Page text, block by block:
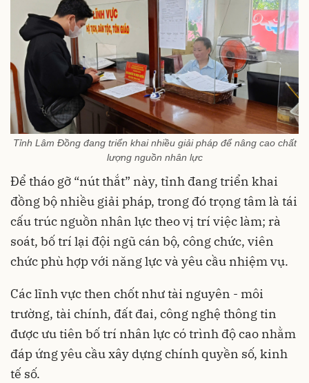
Tỉnh Lâm Đồng đang triển khai nhiều giải pháp để nâng cao chất
lượng nguồn nhân lực
Để tháo gỡ “nút thắt” này, tỉnh đang triển khai
đồng bộ nhiều giải pháp, trong đó trọng tâm là tái
cấu trúc nguồn nhân lực theo vị trí việc làm; rà
soát, bố trí lại đội ngũ cán bộ, công chức, viên
chức phù hợp với năng lực và yêu cầu nhiệm vụ.
Các lĩnh vực then chốt như tài nguyên - môi
trường, tài chính, đất đai, công nghệ thông tin
được ưu tiên bố trí nhân lực có trình độ cao nhằm
đáp ứng yêu cầu xây dựng chính quyền số, kinh
tế số.